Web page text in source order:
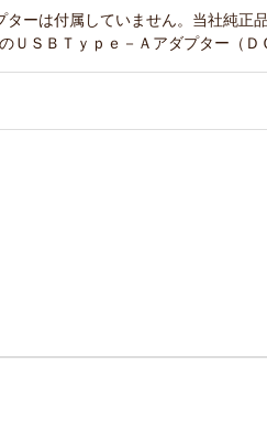
ターは付属していません。当社純
ＵＳＢＴｙｐｅ－Ａアダプター（Ｄ